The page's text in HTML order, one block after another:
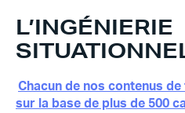
L’INGÉNIERIE
Chacun de nos contenus
sur la base de plus de 500